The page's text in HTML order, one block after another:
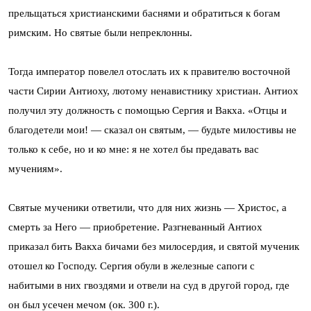
прельщаться христианскими баснями и обратиться к богам
римским. Но святые были непреклонны.
Тогда император повелел отослать их к правителю восточной
части Сирии Антиоху, лютому ненавистнику христиан. Антиох
получил эту должность с помощью Сергия и Вакха. «Отцы и
благодетели мои! — сказал он святым, — будьте милостивы не
только к себе, но и ко мне: я не хотел бы предавать вас
мучениям».
Святые мученики ответили, что для них жизнь — Христос, а
смерть за Него — приобретение. Разгневанный Антиох
приказал бить Вакха бичами без милосердия, и святой мученик
отошел ко Господу. Сергия обули в железные сапоги с
набитыми в них гвоздями и отвели на суд в другой город, где
он был усечен мечом (ок. 300 г.).